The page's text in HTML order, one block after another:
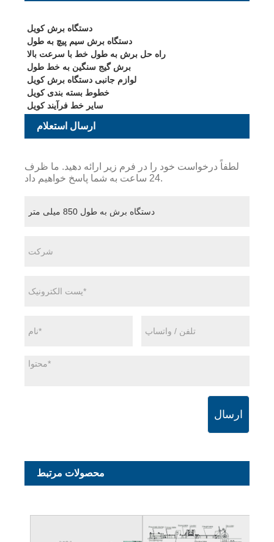
دستگاه برش کویل
دستگاه برش سیم پیچ به طول
راه حل برش به طول خط با سرعت بالا
برش گیج سنگین به خط طول
لوازم جانبی دستگاه برش کویل
خطوط بسته بندی کویل
سایر خط فرآیند کویل
ارسال استعلام
لطفاً درخواست خود را در فرم زیر ارائه دهید. ما ظرف
24 ساعت به شما پاسخ خواهیم داد.
ارسال
محصولات مرتبط